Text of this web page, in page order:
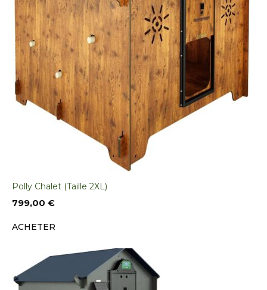
Polly Chalet (Taille 2XL)
799,00 €
ACHETER